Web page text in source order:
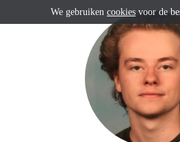
We gebruiken cookies voor de